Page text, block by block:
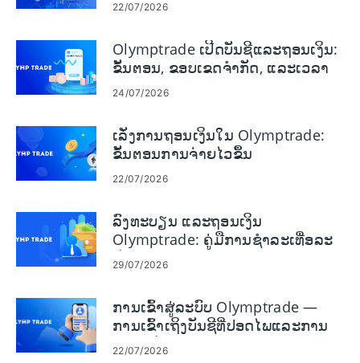
22/07/2026
Olymptrade ເປີດບັນຊີແລະຖອນເງິນ:
ຂັ້ນຕອນ, ຂອບເຂດຈໍາກັດ, ແລະເວລາ
24/07/2026
ເລັ່ງການຖອນເງິນໃນ Olymptrade:
ຂັ້ນຕອນການຈ່າຍໄວຂຶ້ນ
22/07/2026
ລົງທະບຽນ ແລະຖອນເງິນ
Olymptrade: ຄູ່ມືການຊໍາລະເທື່ອລະ
ຂັ້ນຕອນ
29/07/2026
ການ​ເຂົ້າ​ສູ່​ລະ​ບົບ Olymptrade —
ການ​ເຂົ້າ​ເຖິງ​ບັນ​ຊີ​ທີ່​ປອດ​ໄພ​ແລະ​ການ​
ແກ້​ໄຂ​ບັນ​ຫາ​
22/07/2026